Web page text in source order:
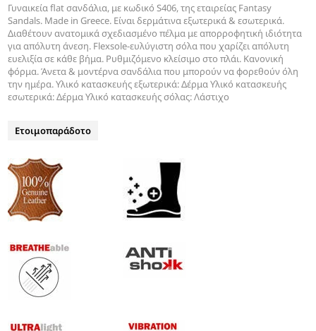
Γυναικεία flat σανδάλια, με κωδικό S406, της εταιρείας Fantasy
Sandals. Made in Greece. Είναι δερμάτινα εξωτερικά & εσωτερικά.
Διαθέτουν ανατομικά σχεδιασμένο πέλμα με απορροφητική ιδιότητα
για απόλυτη άνεση. Flexsole-ευλύγιστη σόλα που χαρίζει απόλυτη
ευελιξία σε κάθε βήμα. Ρυθμιζόμενο κλείσιμο στο πλάι. Κανονική
φόρμα. Άνετα & μοντέρνα σανδάλια που μπορούν να φορεθούν όλη
την ημέρα. Υλικό κατασκευής εξωτερικά: Δέρμα Υλικό κατασκευής
εσωτερικά: Δέρμα Υλικό κατασκευής σόλας: Λάστιχο
Ετοιμοπαράδοτο